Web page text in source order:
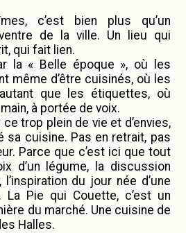
c’est bien plus qu’un
de la ville. Un lieu qui
qui fait lien.
la « Belle époque », où les
même d’être cuisinés, où les
que les étiquettes, où
à portée de voix.
ce trop plein de vie et d’envies,
sa cuisine. Pas en retrait, pas
Parce que c’est ici que tout
d’un légume, la discussion
du jour née d’une
La Pie qui Couette, c’est un
du marché. Une cuisine de
Halles.